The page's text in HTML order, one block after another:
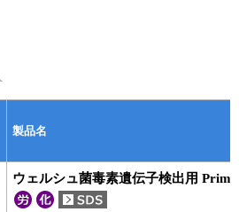
ン
イド
製品名
ウェルシュ菌毒素遺伝子検出用